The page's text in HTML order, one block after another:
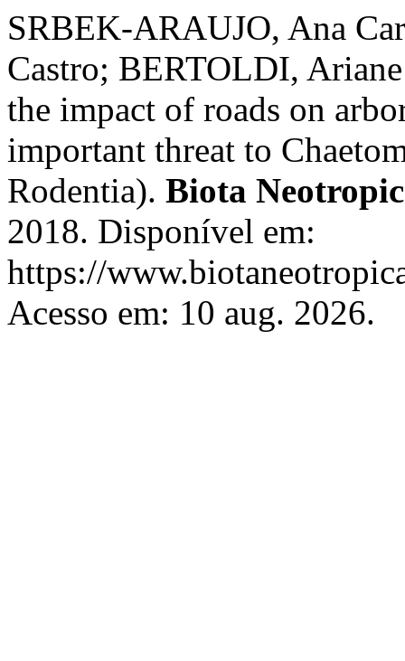
SRBEK-ARAUJO, Ana
Castro; BERTOLDI,
the impact of roads on
important threat to
Rodentia). Biota
2018. Disponível em:
https://
Acesso em: 10 aug. 2026.